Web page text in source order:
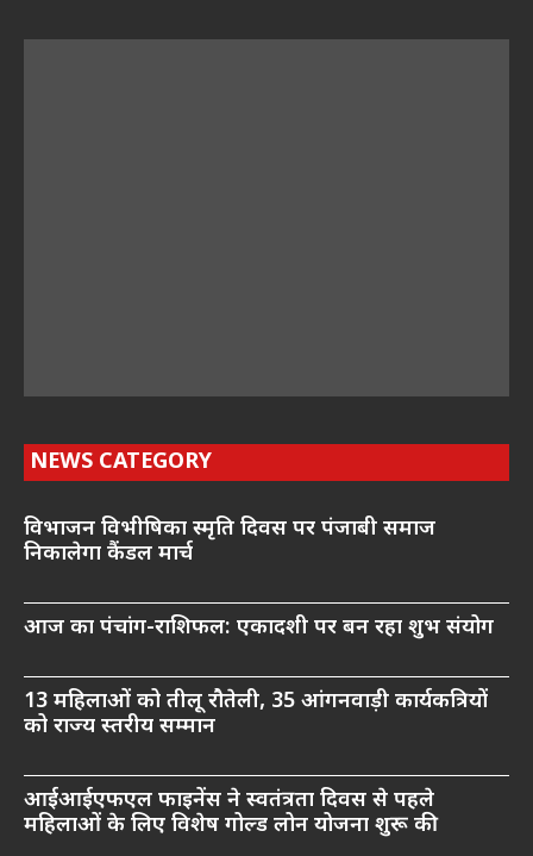
NEWS CATEGORY
विभाजन विभीषिका स्मृति दिवस पर पंजाबी समाज
निकालेगा कैंडल मार्च
आज का पंचांग-राशिफल: एकादशी पर बन रहा शुभ संयोग
13 महिलाओं को तीलू रौतेली, 35 आंगनवाड़ी कार्यकत्रियों
को राज्य स्तरीय सम्मान
आईआईएफएल फाइनेंस ने स्वतंत्रता दिवस से पहले
महिलाओं के लिए विशेष गोल्ड लोन योजना शुरू की